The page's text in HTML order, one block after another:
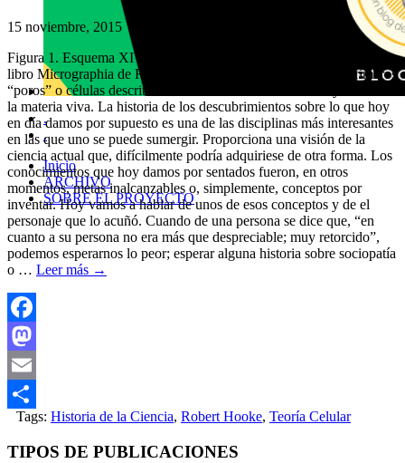
.
.
Inicio
ARCHIVO
SOBRE EL PROYECTO
15 noviembre, 2015
Figura 1. Esquema XI que aparece entre la página 114 y 115 del
libro Micrographia de Robert Hooke donde se muestras los primeros
“poros” o células descritas nunca como unidades constituyentes de
la materia viva. La historia de los descubrimientos sobre lo que hoy
en día damos por supuesto es una de las disciplinas más interesantes
en las que uno se puede sumergir. Proporciona una visión de la
ciencia actual que, difícilmente podría adquiriese de otra forma. Los
conocimientos que hoy damos por sentados fueron, en otros
momentos, metas inalcanzables o, simplemente, conceptos por
inventar. Hoy vamos a hablar de unos de esos conceptos y de el
personaje que lo acuñó. Cuando de una persona se dice que, “en
cuanto a su persona no era más que despreciable; muy retorcido”,
podemos esperarnos lo peor; esperar alguna historia sobre sociopatía
o … Leer más →
Facebook
Mastodon
Email
Compartir
Tags: Historia de la Ciencia, Robert Hooke, Teoría Celular
TIPOS DE PUBLICACIONES